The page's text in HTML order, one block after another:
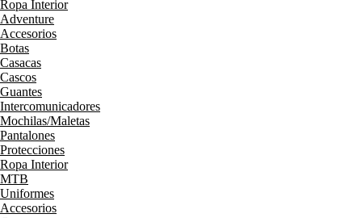
Ropa Interior
Adventure
Accesorios
Botas
Casacas
Cascos
Guantes
Intercomunicadores
Mochilas/Maletas
Pantalones
Protecciones
Ropa Interior
MTB
Uniformes
Accesorios